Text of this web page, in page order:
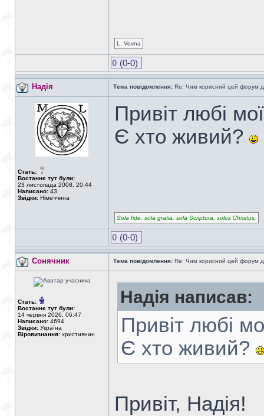
L. Vovna
0 (0-0)
Надія Тема повідомлення: Re: Чим корисний цей форум
Стать:
Востаннє тут були:
23 листопада 2008, 20:44
Написано: 43
Звідки: Німеччина
Привіт любі
Є хто живий?
Sola fide, sola gratia, sola Scriptura, solus Christus.
0 (0-0)
Сонячник Тема повідомлення: Re: Чим корисний цей форум
Стать:
Востаннє тут були:
14 червня 2026, 06:47
Написано: 4694
Звідки: Україна
Віровизнання: християнин
Надія написав:
Привіт любі
Є хто живий?
Привіт, Надія!